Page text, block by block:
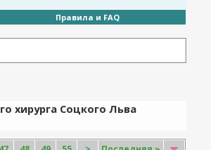
Правила и FAQ
хирурга Соцкого Льва